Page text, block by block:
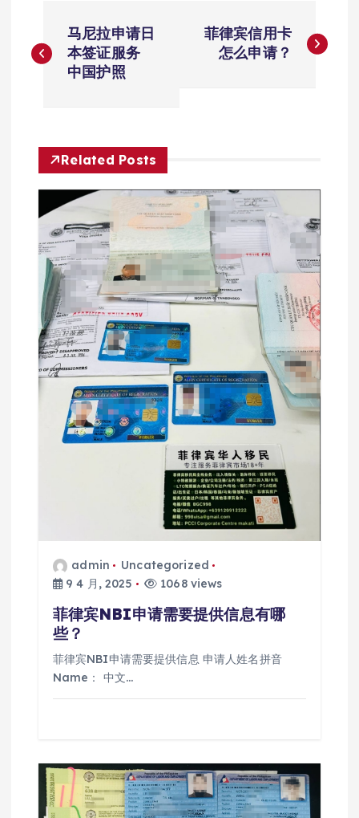
章
航
马尼拉申请日
本签证服务
中国护照
菲律宾信用卡
怎么申请？
Related Posts
admin
Uncategorized
9 4 月, 2025
1068 views
菲律宾NBI申请需要提供信息有哪
些？
菲律宾NBI申请需要提供信息 申请人姓名拼音
Name： 中文…